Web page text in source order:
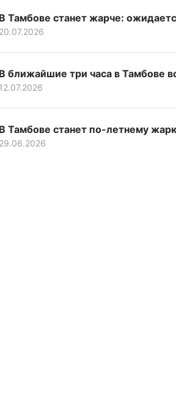
В Тамбове станет жарче:
20.07.2026
В ближайшие три часа в Тамбове
12.07.2026
В Тамбове станет по-летнему
29.06.2026